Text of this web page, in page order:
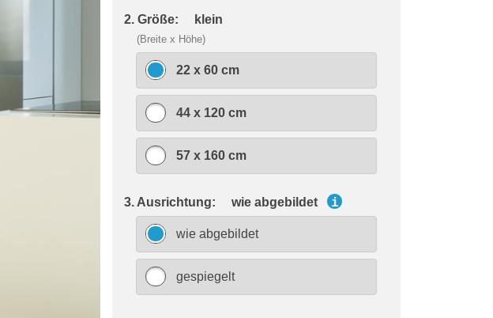
2. Größe: klein
(Breite x Höhe)
22 x 60 cm
44 x 120 cm
57 x 160 cm
3. Ausrichtung: wie abgebildet i
wie abgebildet
gespiegelt